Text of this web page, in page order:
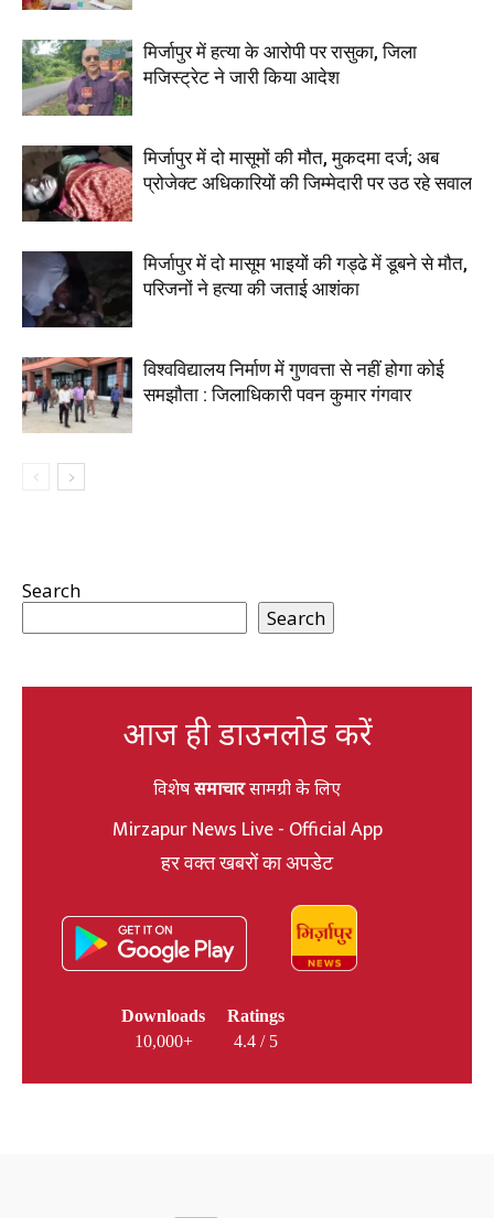
मिर्जापुर में हत्या के आरोपी पर रासुका, जिला
मजिस्ट्रेट ने जारी किया आदेश
मिर्जापुर में दो मासूमों की मौत, मुकदमा दर्ज; अब
प्रोजेक्ट अधिकारियों की जिम्मेदारी पर उठ रहे सवाल
मिर्जापुर में दो मासूम भाइयों की गड्ढे में डूबने से मौत,
परिजनों ने हत्या की जताई आशंका
विश्वविद्यालय निर्माण में गुणवत्ता से नहीं होगा कोई
समझौता : जिलाधिकारी पवन कुमार गंगवार
Search
Search
आज ही डाउनलोड करें
विशेषसमाचारसामग्री के लिए
Mirzapur News Live - Official App
हर वक्त खबरों का अपडेट
Downloads
10,000+
Ratings
4.4 / 5